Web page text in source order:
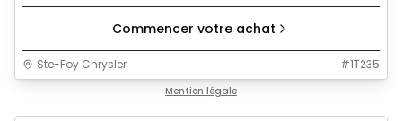
Commencer votre achat
Ste-Foy Chrysler #1T235
Mention légale